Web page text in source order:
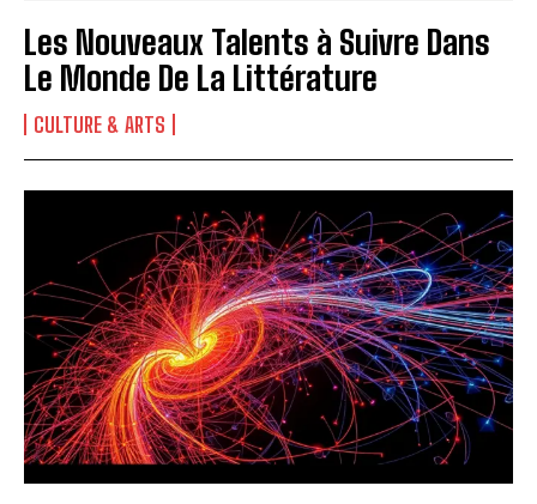
Les Nouveaux Talents à Suivre Dans
Le Monde De La Littérature
CULTURE & ARTS